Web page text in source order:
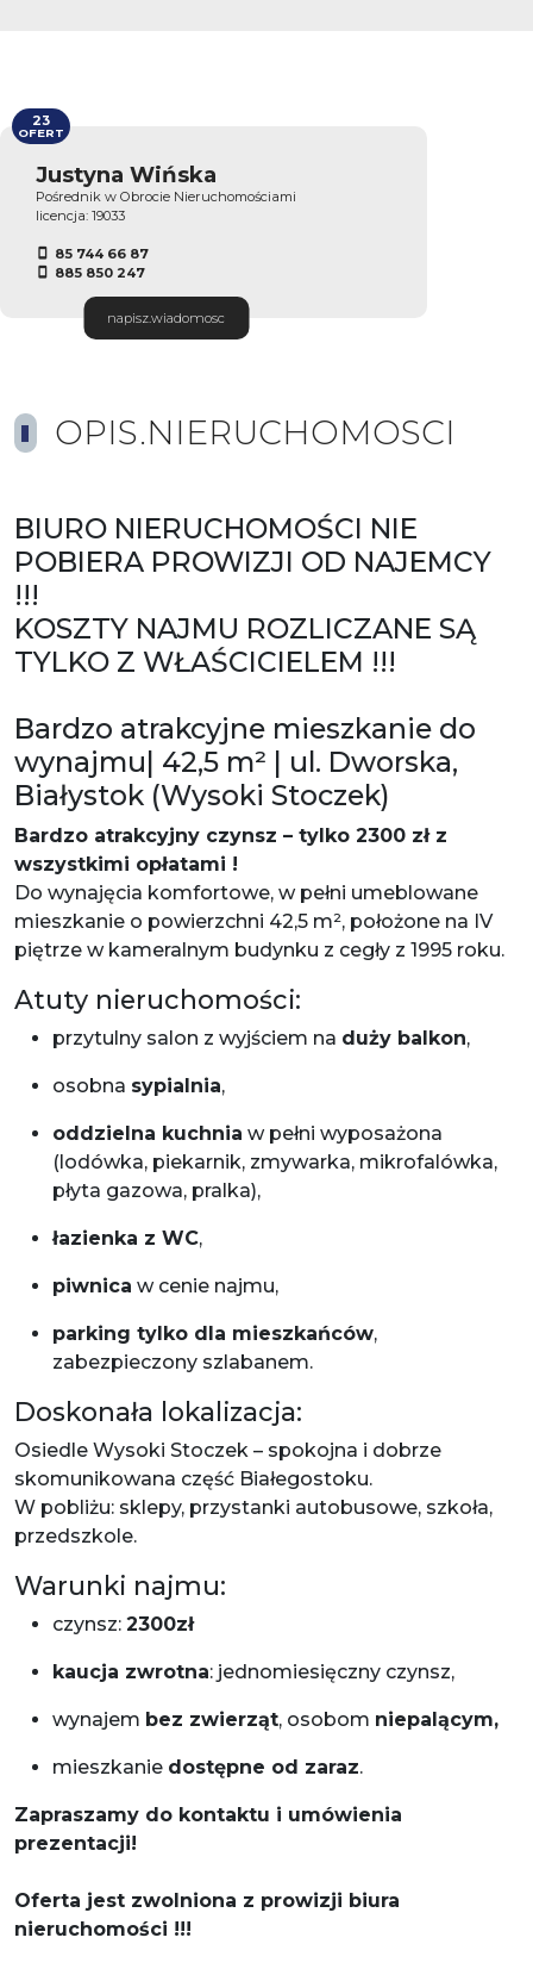
Justyna Wińska
Pośrednik w Obrocie Nieruchomościami
licencja: 19033
85 744 66 87
885 850 247
napisz.wiadomosc
23
OFERT
OPIS.NIERUCHOMOSCI
BIURO NIERUCHOMOŚCI NIE
POBIERA PROWIZJI OD NAJEMCY
!!!
KOSZTY NAJMU ROZLICZANE SĄ
TYLKO Z WŁAŚCICIELEM !!!
Bardzo atrakcyjne mieszkanie do
wynajmu| 42,5 m² | ul. Dworska,
Białystok (Wysoki Stoczek)
Bardzo atrakcyjny czynsz – tylko 2300 zł z
wszystkimi opłatami !
Do wynajęcia komfortowe, w pełni umeblowane
mieszkanie o powierzchni 42,5 m², położone na IV
piętrze w kameralnym budynku z cegły z 1995 roku.
Atuty nieruchomości:
przytulny salon z wyjściem na duży balkon,
osobna sypialnia,
oddzielna kuchnia w pełni wyposażona
(lodówka, piekarnik, zmywarka, mikrofalówka,
płyta gazowa, pralka),
łazienka z WC,
piwnica w cenie najmu,
parking tylko dla mieszkańców,
zabezpieczony szlabanem.
Doskonała lokalizacja:
Osiedle Wysoki Stoczek – spokojna i dobrze
skomunikowana część Białegostoku.
W pobliżu: sklepy, przystanki autobusowe, szkoła,
przedszkole.
Warunki najmu:
czynsz: 2300zł
kaucja zwrotna: jednomiesięczny czynsz,
wynajem bez zwierząt, osobom niepalącym,
mieszkanie dostępne od zaraz.
Zapraszamy do kontaktu i umówienia
prezentacji!
Oferta jest zwolniona z prowizji biura
nieruchomości !!!